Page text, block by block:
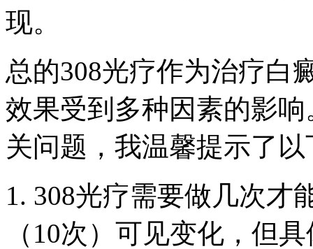
现。
总的308光疗作为治疗白
效果受到多种因素的影
关问题，我温馨提示了
1. 308光疗需要做几次才
（10次）可见变化，但